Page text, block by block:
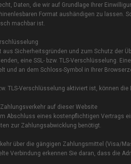
Daten, die wir auf Grundlage Ihrer
Format aushändigen zu lassen.
machbar ist.
aus Sicherheitsgründen und zum Schutz der
eine SSL- bzw. TLS-Verschlüsselung.
und an dem Schloss-Symbol in Ihrer
TLS-Verschlüsselung aktiviert ist, können
auf dieser Website
Abschluss eines kostenpflichtigen Vertrags
zur Zahlungsabwicklung benötigt.
über die gängigen Zahlungsmittel (Visa/
Verbindung erkennen Sie daran, dass die